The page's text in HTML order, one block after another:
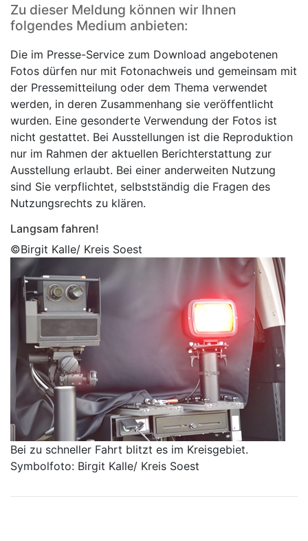
Zu dieser Meldung können wir Ihnen
folgendes Medium anbieten:
Die im Presse-Service zum Download angebotenen
Fotos dürfen nur mit Fotonachweis und gemeinsam mit
der Pressemitteilung oder dem Thema verwendet
werden, in deren Zusammenhang sie veröffentlicht
wurden. Eine gesonderte Verwendung der Fotos ist
nicht gestattet. Bei Ausstellungen ist die Reproduktion
nur im Rahmen der aktuellen Berichterstattung zur
Ausstellung erlaubt. Bei einer anderweiten Nutzung
sind Sie verpflichtet, selbstständig die Fragen des
Nutzungsrechts zu klären.
Langsam fahren!
©Birgit Kalle/ Kreis Soest
Bei zu schneller Fahrt blitzt es im Kreisgebiet.
Symbolfoto: Birgit Kalle/ Kreis Soest